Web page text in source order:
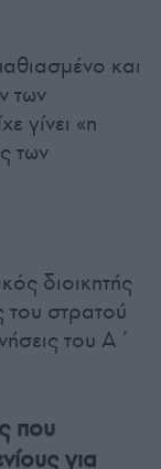
και
των
γίνει «η
των
διοικητής
του στρατού
του Α΄
που
για